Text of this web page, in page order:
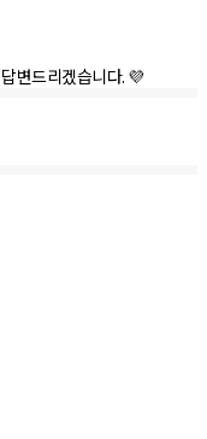
변드리겠습니다. 💜